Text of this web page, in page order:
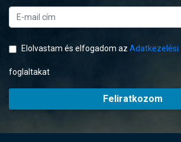
Elolvastam és elfogadom az
foglaltakat
Feliratkozom